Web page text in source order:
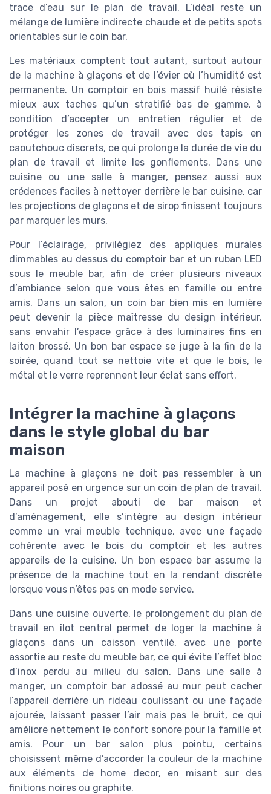
trace d’eau sur le plan de travail. L’idéal reste un
mélange de lumière indirecte chaude et de petits spots
orientables sur le coin bar.
Les matériaux comptent tout autant, surtout autour
de la machine à glaçons et de l’évier où l’humidité est
permanente. Un comptoir en bois massif huilé résiste
mieux aux taches qu’un stratifié bas de gamme, à
condition d’accepter un entretien régulier et de
protéger les zones de travail avec des tapis en
caoutchouc discrets, ce qui prolonge la durée de vie du
plan de travail et limite les gonflements. Dans une
cuisine ou une salle à manger, pensez aussi aux
crédences faciles à nettoyer derrière le bar cuisine, car
les projections de glaçons et de sirop finissent toujours
par marquer les murs.
Pour l’éclairage, privilégiez des appliques murales
dimmables au dessus du comptoir bar et un ruban LED
sous le meuble bar, afin de créer plusieurs niveaux
d’ambiance selon que vous êtes en famille ou entre
amis. Dans un salon, un coin bar bien mis en lumière
peut devenir la pièce maîtresse du design intérieur,
sans envahir l’espace grâce à des luminaires fins en
laiton brossé. Un bon bar espace se juge à la fin de la
soirée, quand tout se nettoie vite et que le bois, le
métal et le verre reprennent leur éclat sans effort.
Intégrer la machine à glaçons
dans le style global du bar
maison
La machine à glaçons ne doit pas ressembler à un
appareil posé en urgence sur un coin de plan de travail.
Dans un projet abouti de bar maison et
d’aménagement, elle s’intègre au design intérieur
comme un vrai meuble technique, avec une façade
cohérente avec le bois du comptoir et les autres
appareils de la cuisine. Un bon espace bar assume la
présence de la machine tout en la rendant discrète
lorsque vous n’êtes pas en mode service.
Dans une cuisine ouverte, le prolongement du plan de
travail en îlot central permet de loger la machine à
glaçons dans un caisson ventilé, avec une porte
assortie au reste du meuble bar, ce qui évite l’effet bloc
d’inox perdu au milieu du salon. Dans une salle à
manger, un comptoir bar adossé au mur peut cacher
l’appareil derrière un rideau coulissant ou une façade
ajourée, laissant passer l’air mais pas le bruit, ce qui
améliore nettement le confort sonore pour la famille et
amis. Pour un bar salon plus pointu, certains
choisissent même d’accorder la couleur de la machine
aux éléments de home decor, en misant sur des
finitions noires ou graphite.